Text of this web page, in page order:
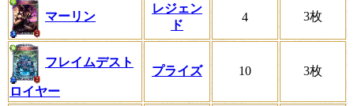
マーリン
レジェン
ド
4 3枚
フレイムデスト
ロイヤー
プライズ 10 3枚